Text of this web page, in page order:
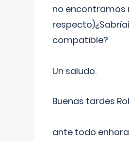
no encontramos
compatible?
Un saludo.
Buenas tardes
ante todo